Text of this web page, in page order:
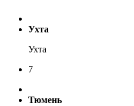
Ухта
Ухта
7
Тюмень